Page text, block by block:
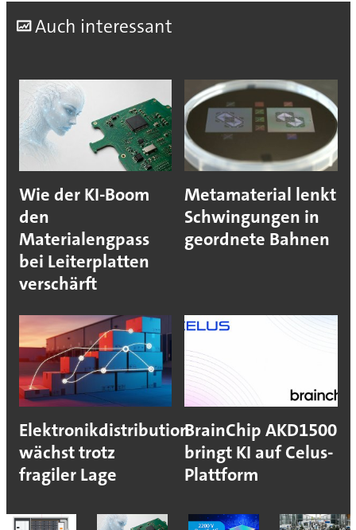
Auch interessant
Wie der KI-Boom
den
Materialengpass
bei Leiterplatten
verschärft
Metamaterial lenkt
Schwingungen in
geordnete Bahnen
Elektronikdistribution
wächst trotz
fragiler Lage
BrainChip AKD1500
bringt KI auf Celus-
Plattform